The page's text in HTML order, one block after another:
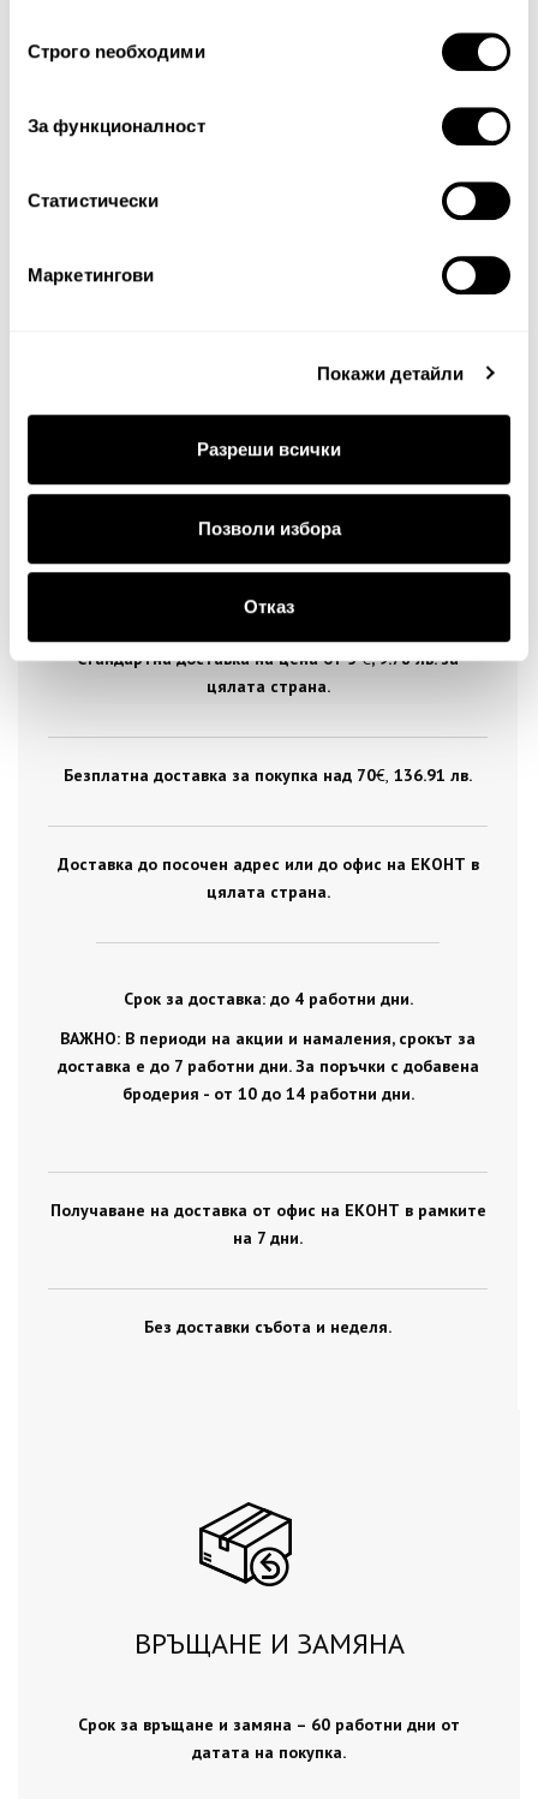
наСтрого nеобходими
За функционалност
Статистически
Маркетингови
Покажи детайли
Разреши всички
Позволи избора
Отказ
Тест за сигурност
ДОСТАВКА
Стандартна доставка на цена от 5€, 9.78 лв. за
цялата страна.
Безплатна доставка за покупка над 70€ , 136.91 лв.
Доставка до посочен адрес или до офис на ЕКОНТ в
цялата страна.
Срок за доставка: до 4 работни дни.
ВАЖНО: В периоди на акции и намаления, срокът за
доставка е до 7 работни дни. За поръчки с добавена
бродерия - от 10 до 14 работни дни.
Получаване на доставка от офис на ЕКОНТ в рамките
на 7 дни.
Без доставки събота и неделя.
ВРЪЩАНЕ И ЗАМЯНА
Срок за връщане и замяна – 60 работни дни от
датата на покупка.